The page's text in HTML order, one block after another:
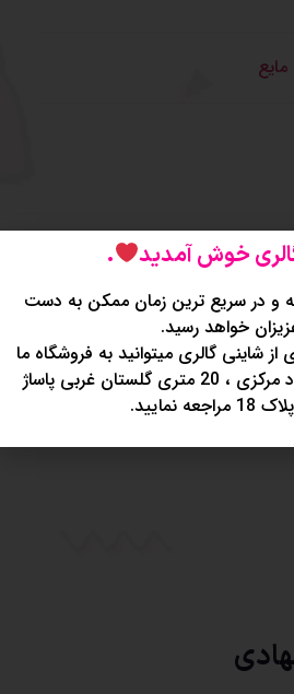
(0) خوش آمدید .
و در سریع ترین زمان ممکن به دست
خواهد رسید.
شاینی گالری میتوانید به فروشگاه ما
به آدرس: تهران، جنت آباد مرکزی ، 20 متری گلستان غربی پاساژ
نمایید.